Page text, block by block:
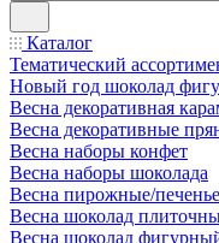
Каталог
Тематический
Новый год шоколад
Весна декоративная
Весна декоративные
Весна наборы конфет
Весна наборы шоколада
Весна пирожные/печенье
Весна шоколад
Весна шоколад